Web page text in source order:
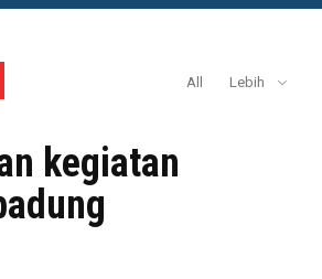
All
Lebih
kegiatan